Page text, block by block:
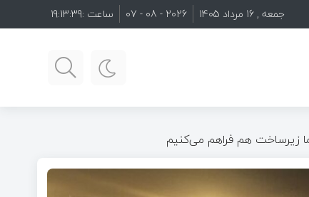
جمعه , 16 مرداد 1405 2026 - 08 - 07 ساعت :19:13:41
زیرساخت‌ هم فراهم می‌کنیم